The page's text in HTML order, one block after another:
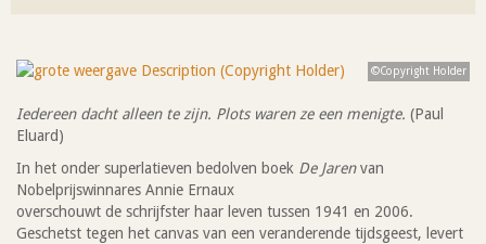
©Copyright Holder
Iedereen dacht alleen te zijn. Plots waren ze een menigte. (Paul
Eluard)
In het onder superlatieven bedolven boek De Jarenvan
Nobelprijswinnares Annie Ernaux
overschouwt de schrijfster haar leven tussen 1941 en 2006.
Geschetst tegen het canvas van een veranderende tijdsgeest, levert